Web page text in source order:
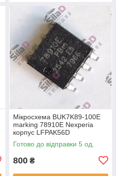
Мікросхема BUK7K89-100E
marking 78910E Nexperia
корпус LFPAK56D
Готово до відправки 5 од.
800 ₴